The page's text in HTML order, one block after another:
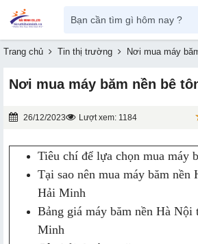
Trang chủ Tin thị trường Nơi mua máy
Nơi mua máy băm nền bê
26/12/2023 Lượt xem: 1184
Tiêu chí để lựa chọn mua máy
Tại sao nên mua máy băm nền
Hải Minh
Bảng giá máy băm nền Hà Nội
Minh